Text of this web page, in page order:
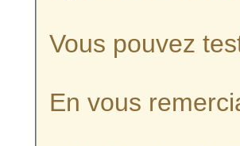
Vous pouvez
En vous